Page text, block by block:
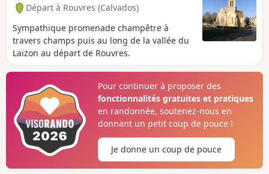
Départ à Rouvres (Calvados)
Sympathique promenade champêtre à
travers champs puis au long de la vallée du
Laizon au départ de Rouvres.
Pour continuer à proposer des
fonctionnalités gratuites et pratiques
en randonnée, soutenez-nous en
donnant un petit coup de pouce !
Je donne un coup de pouce